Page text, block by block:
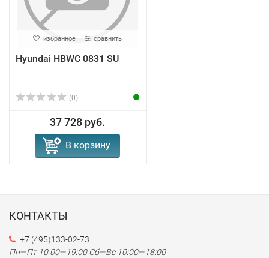
избранное сравнить
Hyundai HBWC 0831 SU
(0)
37 728 руб.
В корзину
КОНТАКТЫ
+7 (495)133-02-73
Пн—Пт 10:00—19:00 Сб—Вс 10:00—18:00